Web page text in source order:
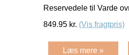
Reservedele til Varde
849.95 kr. (Vis fragtpris)
Læs mere »